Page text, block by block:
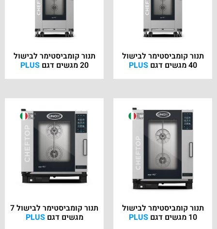
תנור קומביסטימר לבישול
40 מגשים דגם PLUS
תנור קומביסטימר לבישול
20 מגשים דגם PLUS
תנור קומביסטימר לבישול
10 מגשים דגם PLUS
תנור קומביסטימר לבישול 7
מגשים דגםPLUS